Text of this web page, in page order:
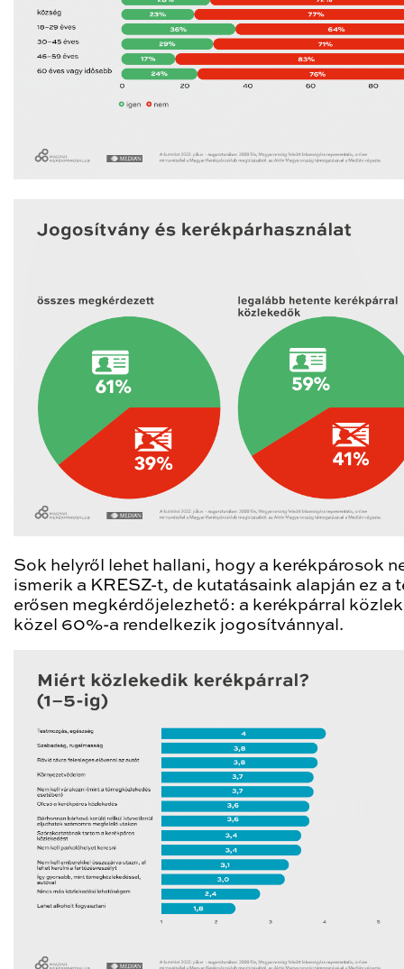
Sok helyről lehet hallani, hogy a kerékpárosok
ismerik a KRESZ-t, de kutatásaink alapján ez a
erősen megkérdőjelezhető: a kerékpárral
közel 60%-a rendelkezik jogosítvánnyal.